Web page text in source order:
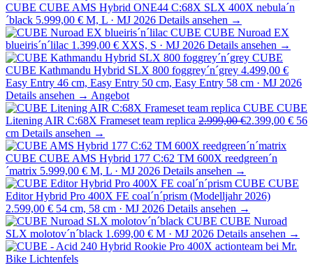
CUBE CUBE AMS Hybrid ONE44 C:68X SLX 400X nebula´n
´black 5.999,00 € M, L · MJ 2026 Details ansehen →
CUBE CUBE Nuroad EX
blueiris´n´lilac 1.399,00 € XXS, S · MJ 2026 Details ansehen →
CUBE
CUBE Kathmandu Hybrid SLX 800 foggrey´n´grey 4.499,00 €
Easy Entry 46 cm, Easy Entry 50 cm, Easy Entry 58 cm · MJ 2026
Details ansehen → Angebot
CUBE CUBE
Litening AIR C:68X Frameset team replica 2.999,00 €2.399,00 € 56
cm Details ansehen →
CUBE CUBE AMS Hybrid 177 C:62 TM 600X reedgreen´n
´matrix 5.999,00 € M, L · MJ 2026 Details ansehen →
CUBE CUBE
Editor Hybrid Pro 400X FE coal´n´prism (Modelljahr 2026)
2.599,00 € 54 cm, 58 cm · MJ 2026 Details ansehen →
CUBE CUBE Nuroad
SLX molotov´n´black 1.699,00 € M · MJ 2026 Details ansehen →